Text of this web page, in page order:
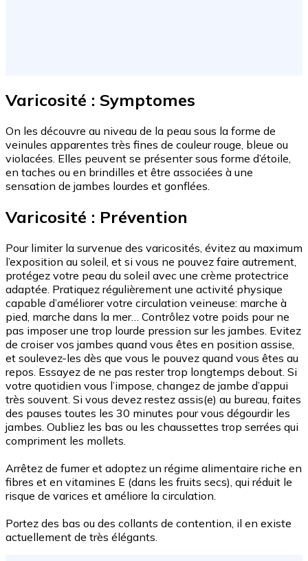
Varicosité : Symptomes
On les découvre au niveau de la peau sous la forme de
veinules apparentes très fines de couleur rouge, bleue ou
violacées. Elles peuvent se présenter sous forme d’étoile,
en taches ou en brindilles et être associées à une
sensation de jambes lourdes et gonflées.
Varicosité : Prévention
Pour limiter la survenue des varicosités, évitez au maximum
l’exposition au soleil, et si vous ne pouvez faire autrement,
protégez votre peau du soleil avec une crème protectrice
adaptée. Pratiquez régulièrement une activité physique
capable d’améliorer votre circulation veineuse: marche à
pied, marche dans la mer… Contrôlez votre poids pour ne
pas imposer une trop lourde pression sur les jambes. Evitez
de croiser vos jambes quand vous êtes en position assise,
et soulevez-les dès que vous le pouvez quand vous êtes au
repos. Essayez de ne pas rester trop longtemps debout. Si
votre quotidien vous l’impose, changez de jambe d’appui
très souvent. Si vous devez restez assis(e) au bureau, faites
des pauses toutes les 30 minutes pour vous dégourdir les
jambes. Oubliez les bas ou les chaussettes trop serrées qui
compriment les mollets.
Arrêtez de fumer et adoptez un régime alimentaire riche en
fibres et en vitamines E (dans les fruits secs), qui réduit le
risque de varices et améliore la circulation.
Portez des bas ou des collants de contention, il en existe
actuellement de très élégants.